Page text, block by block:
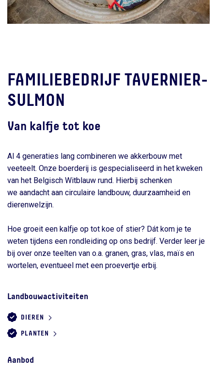
FAMILIEBEDRIJF TAVERNIER-
SULMON
Van kalfje tot koe
Al 4 generaties lang combineren we akkerbouw met
veeteelt. Onze boerderij is gespecialiseerd in het kweken
van het Belgisch Witblauw rund. Hierbij schenken
we aandacht aan circulaire landbouw, duurzaamheid en
dierenwelzijn.
Hoe groeit een kalfje op tot koe of stier? Dát kom je te
weten tijdens een rondleiding op ons bedrijf. Verder leer je
bij over onze teelten van o.a. granen, gras, vlas, maïs en
wortelen, eventueel met een proevertje erbij.
Landbouwactiviteiten
DIEREN
PLANTEN
Aanbod